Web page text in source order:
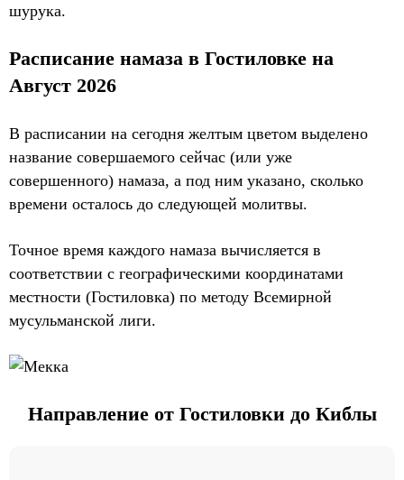
шурука.
Расписание намаза в Гостиловке на
Август 2026
В расписании на сегодня желтым цветом выделено
название совершаемого сейчас (или уже
совершенного) намаза, а под ним указано, сколько
времени осталось до следующей молитвы.
Точное время каждого намаза вычисляется в
соответствии с географическими координатами
местности (Гостиловка) по методу Всемирной
мусульманской лиги.
Направление от Гостиловки до Киблы